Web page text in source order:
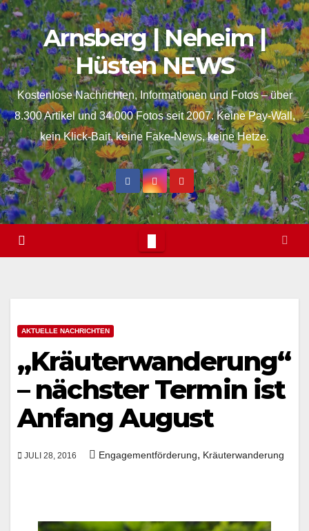
springen
Skip
to
content
Arnsberg | Neheim |
Hüsten NEWS
Kostenlose Nachrichten, Informationen und Fotos – über
8.300 Artikel und 34.000 Fotos seit 2007. Keine Pay-Wall,
kein Klick-Bait, keine Fake-News, keine Hetze.
AKTUELLE NACHRICHTEN
„Kräuterwanderung“
– nächster Termin ist
Anfang August
JULI 28, 2016 Engagementförderung, Kräuterwanderung